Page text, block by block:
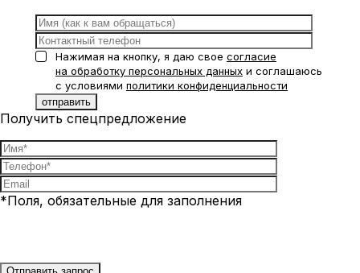
Нажимая на кнопку, я даю свое согласие
на обработку персональных данных и соглашаюсь
с условиями политики конфиденциальности
Получить спецпредложение
*Поля, обязательные для заполнения